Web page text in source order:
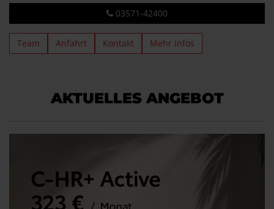
03571-42400
Team Anfahrt Kontakt Mehr Infos
AKTUELLES ANGEBOT